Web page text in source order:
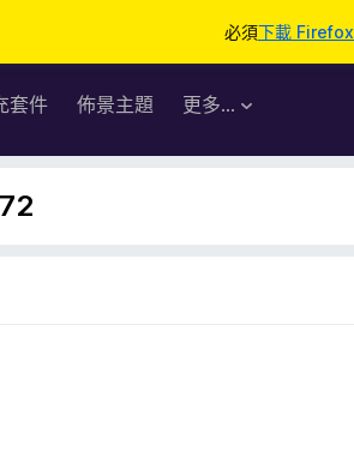
必須下載 Firefox
套件 佈景主題 更多…